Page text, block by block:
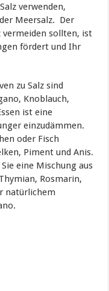
verwenden,
Meersalz. Der
vermeiden sollten, ist
fördert und Ihr
zu Salz sind
Knoblauch,
ist eine
einzudämmen.
oder Fisch
Piment und Anis.
eine Mischung aus
Rosmarin,
natürlichem